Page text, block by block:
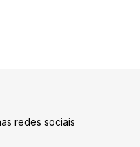
redes sociais